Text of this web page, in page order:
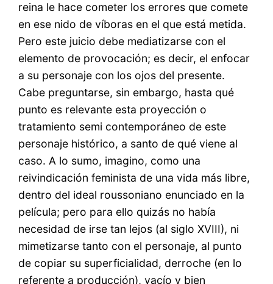
reina le hace cometer los errores que comete
en ese nido de víboras en el que está metida.
Pero este juicio debe mediatizarse con el
elemento de provocación; es decir, el enfocar
a su personaje con los ojos del presente.
Cabe preguntarse, sin embargo, hasta qué
punto es relevante esta proyección o
tratamiento semi contemporáneo de este
personaje histórico, a santo de qué viene al
caso. A lo sumo, imagino, como una
reivindicación feminista de una vida más libre,
dentro del ideal roussoniano enunciado en la
película; pero para ello quizás no había
necesidad de irse tan lejos (al siglo XVIII), ni
mimetizarse tanto con el personaje, al punto
de copiar su superficialidad, derroche (en lo
referente a producción), vacío y bien